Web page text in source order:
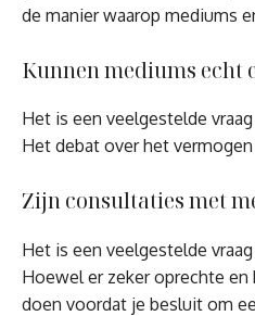
de manier waarop mediums
Kunnen mediums echt
Het is een veelgestelde
Het debat over het
Zijn consultaties met
Het is een veelgestelde
Hoewel er zeker oprechte
doen voordat je besluit om